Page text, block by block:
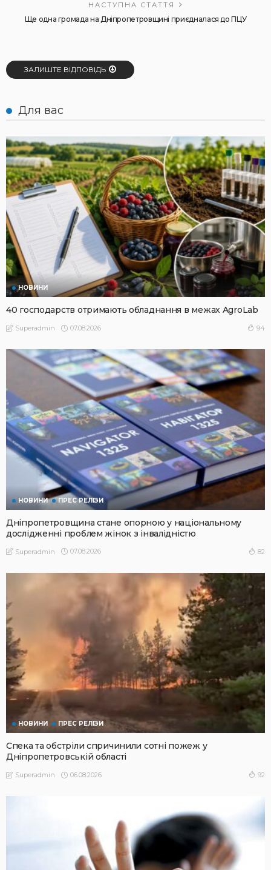
НАСТУПНА СТАТТЯ
Ще одна громада на Дніпропетровщині приєдналася до ПЦУ
ЗАЛИШТЕ ВІДПОВІДЬ
Для вас
НОВИНИ
40 господарств отримають обладнання в межах AgroLab
Superadmin 07.08.2026 94
НОВИНИ ПРЕС РЕЛІЗИ
Дніпропетровщина стане опорною у національному
дослідженні проблем жінок з інвалідністю
Superadmin 07.08.2026 82
НОВИНИ ПРЕС РЕЛІЗИ
Спека та обстріли спричинили сотні пожеж у
Дніпропетровській області
Superadmin 06.08.2026 92